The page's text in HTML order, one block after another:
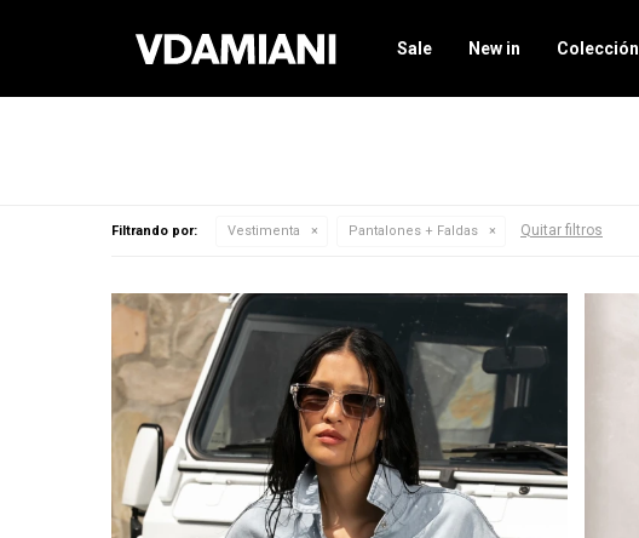
Sale New in Colección
Filtrando por: Vestimenta Pantalones + Faldas Quitar filtros